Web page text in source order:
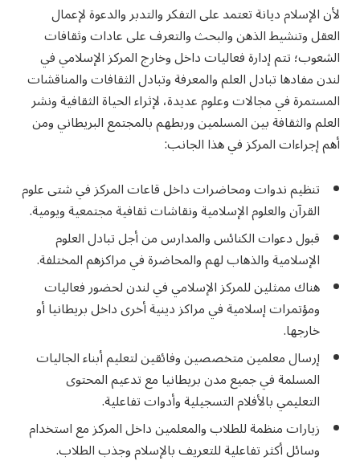
لأن الإسلام ديانة تعتمد على التفكر والتدبر والدعوة لإعمال
العقل وتنشيط الذهن والبحث والتعرف على عادات وثقافات
الشعوب؛ تتم إدارة فعاليات داخل وخارج المركز الإسلامي في
لندن مفادها تبادل العلم والمعرفة وتبادل الثقافات والمناقشات
المستمرة في مجالات وعلوم عديدة، لإثراء الحياة الثقافية ونشر
العلم والثقافة بين المسلمين وربطهم بالمجتمع البريطاني ومن
أهم إجراءات المركز في هذا الجانب:
تنظيم ندوات ومحاضرات داخل قاعات المركز في شتى علوم
القرآن والعلوم الإسلامية ونقاشات ثقافية مجتمعية ويومية.
قبول دعوات الكنائس والمدارس من أجل تبادل العلوم
الإسلامية والذهاب لهم والمحاضرة في مراكزهم المختلفة.
هناك ممثلين للمركز الإسلامي في لندن لحضور فعاليات
ومؤتمرات إسلامية في مراكز دينية أخرى داخل بريطانيا أو
خارجها.
إرسال معلمين متخصصين وفائقين لتعليم أبناء الجاليات
المسلمة في جميع مدن بريطانيا مع تدعيم المحتوى
التعليمي بالأفلام التسجيلية وأدوات تفاعلية.
زيارات منظمة للطلاب والمعلمين داخل المركز مع استخدام
وسائل أكثر تفاعلية للتعريف بالإسلام وجذب الطلاب.